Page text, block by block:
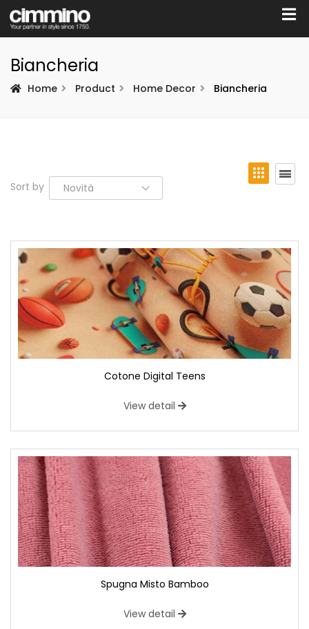
Biancheria
Home Product Home Decor Biancheria
Sort by
Cotone Digital Teens
View detail
Spugna Misto Bamboo
View detail